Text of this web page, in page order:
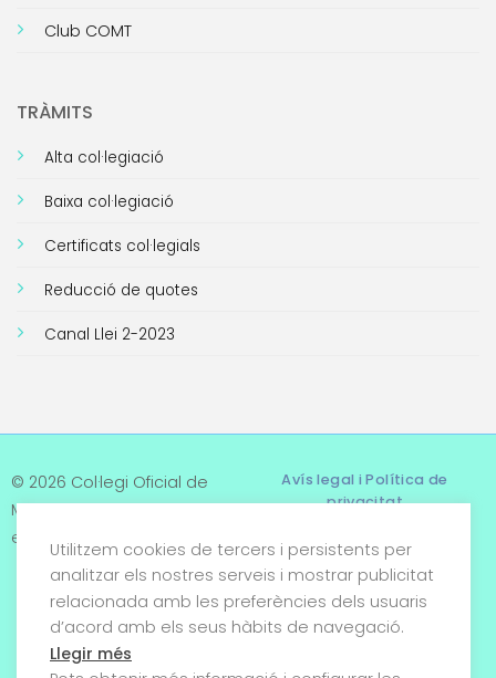
Club COMT
TRÀMITS
Alta col·legiació
Baixa col·legiació
Certificats col·legials
Reducció de quotes
Canal Llei 2-2023
© 2026 Col·legi Oficial de
Metges de Tarragona. Tots
els drets reservats
Avís legal i Política de
privacitat
Termes i condicions
Política de cookies
Utilitzem cookies de tercers i persistents per
analitzar els nostres serveis i mostrar publicitat
relacionada amb les preferències dels usuaris
d’acord amb els seus hàbits de navegació.
Llegir més